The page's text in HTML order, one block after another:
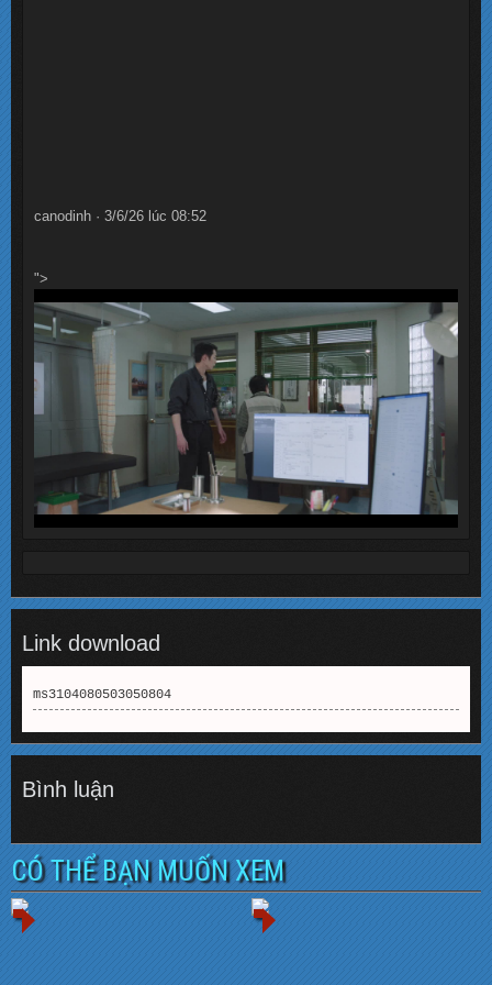
canodinh · 3/6/26 lúc 08:52
">
Link download
ms3104080503050804
Bình luận
CÓ THỂ BẠN MUỐN XEM